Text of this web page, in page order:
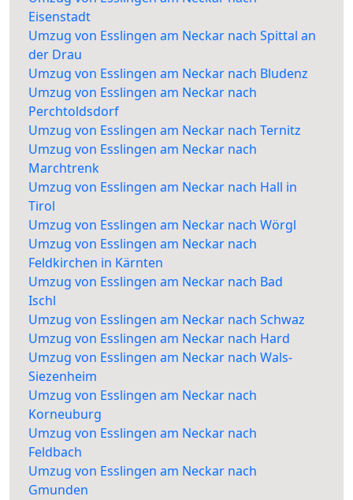
Eisenstadt
Umzug von Esslingen am Neckar nach Spittal an
der Drau
Umzug von Esslingen am Neckar nach Bludenz
Umzug von Esslingen am Neckar nach
Perchtoldsdorf
Umzug von Esslingen am Neckar nach Ternitz
Umzug von Esslingen am Neckar nach
Marchtrenk
Umzug von Esslingen am Neckar nach Hall in
Tirol
Umzug von Esslingen am Neckar nach Wörgl
Umzug von Esslingen am Neckar nach
Feldkirchen in Kärnten
Umzug von Esslingen am Neckar nach Bad
Ischl
Umzug von Esslingen am Neckar nach Schwaz
Umzug von Esslingen am Neckar nach Hard
Umzug von Esslingen am Neckar nach Wals-
Siezenheim
Umzug von Esslingen am Neckar nach
Korneuburg
Umzug von Esslingen am Neckar nach
Feldbach
Umzug von Esslingen am Neckar nach
Gmunden